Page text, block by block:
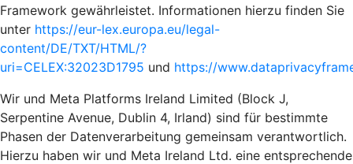
Framework gewährleistet. Informationen hierzu finden Sie
unter https://eur-lex.europa.eu/legal-
content/DE/TXT/HTML/?
uri=CELEX:32023D1795 und https://
Wir und Meta Platforms Ireland Limited (Block J,
Serpentine Avenue, Dublin 4, Irland) sind für bestimmte
Phasen der Datenverarbeitung gemeinsam verantwortlich.
Hierzu haben wir und Meta Ireland Ltd. eine entsprechende